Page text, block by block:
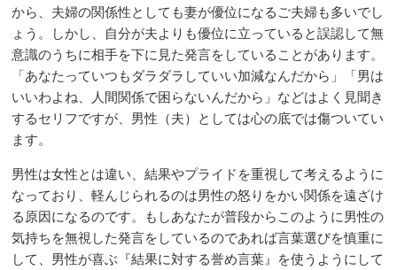
から、夫婦の関係性としても妻が優位になるご夫婦も多いでし
ょう。しかし、自分が夫よりも優位に立っていると誤認して無
意識のうちに相手を下に見た発言をしていることがあります。
「あなたっていつもダラダラしていい加減なんだから」「男は
いいわよね、人間関係で困らないんだから」などはよく見聞き
するセリフですが、男性（夫）としては心の底では傷ついてい
ます。
男性は女性とは違い、結果やプライドを重視して考えるように
なっており、軽んじられるのは男性の怒りをかい関係を遠ざけ
る原因になるのです。もしあなたが普段からこのように男性の
気持ちを無視した発言をしているのであれば言葉選びを慎重に
して、男性が喜ぶ『結果に対する誉め言葉』を使うようにして